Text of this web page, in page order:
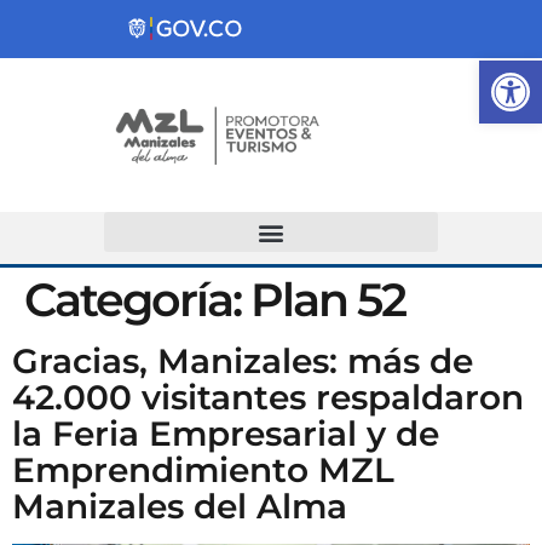
Categoría: Plan 52
Gracias, Manizales: más de
42.000 visitantes respaldaron
la Feria Empresarial y de
Emprendimiento MZL
Manizales del Alma